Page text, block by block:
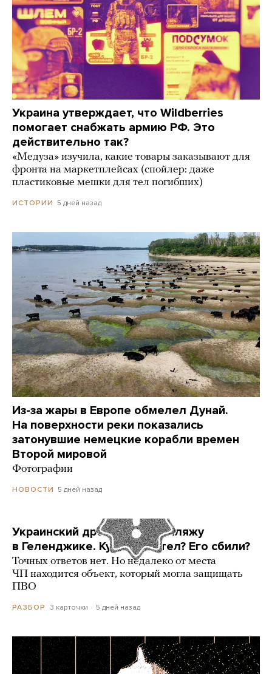
Украина утверждает, что Wildberries
помогает снабжать армию РФ. Это
действительно так?
«Медуза» изучила, какие товары заказывают для
фронта на маркетплейсах (спойлер: даже
пластиковые мешки для тел погибших)
ИСТОРИИ 5 дней назад
Из-за жары в Европе обмелел Дунай.
На поверхности реки показались
затонувшие немецкие корабли времен
Второй мировой
Фотографии
НОВОСТИ 5 дней назад
Украинский дрон попал по пляжу
в Геленджике. Куда он летел? Его сбили?
Точных ответов нет. Но недалеко от места
ЧП находится объект, который могла защищать
ПВО
РАЗБОР 3 карточки 5 дней назад